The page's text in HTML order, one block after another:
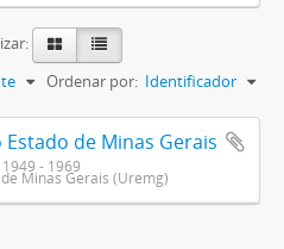
Ordenar por: Identificador
de Minas Gerais
1949 - 1969
Minas Gerais (Uremg)